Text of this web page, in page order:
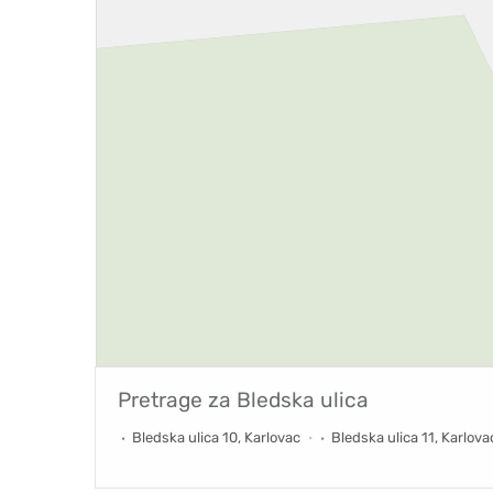
Pretrage za Bledska ulica
Bledska ulica 10, Karlovac Bledska ulica 11,